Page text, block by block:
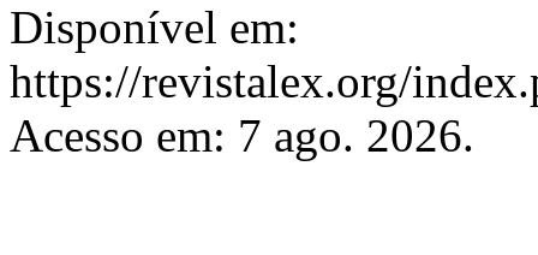
Disponível em:
https://revistalex.org/
Acesso em: 7 ago. 2026.